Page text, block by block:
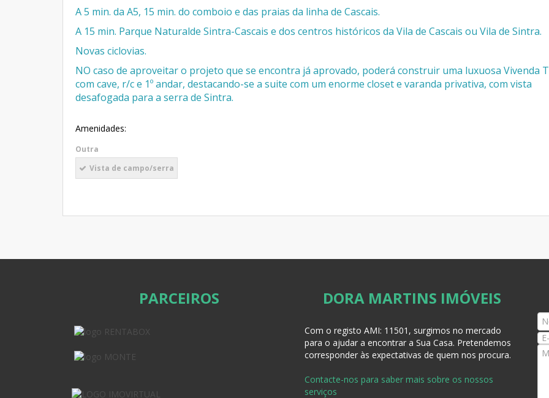
A 5 min. da A5, 15 min. do comboio e das praias da linha de Cascais.
A 15 min. Parque Naturalde Sintra-Cascais e dos centros históricos da Vila de Cascais ou Vila de Sintra.
Novas ciclovias.
NO caso de aproveitar o projeto que se encontra já aprovado, poderá construir uma luxuosa Vivenda
com cave, r/c e 1º andar, destacando-se a suite com um enorme closet e varanda privativa, com vista
desafogada para a serra de Sintra.
Amenidades:
Outra
Vista de campo/serra
PARCEIROS DORA MARTINS IMÓVEIS
Com o registo AMI: 11501, surgimos no mercado
para o ajudar a encontrar a Sua Casa. Pretendemos
corresponder às expectativas de quem nos procura.
Contacte-nos para saber mais sobre os nossos
serviços